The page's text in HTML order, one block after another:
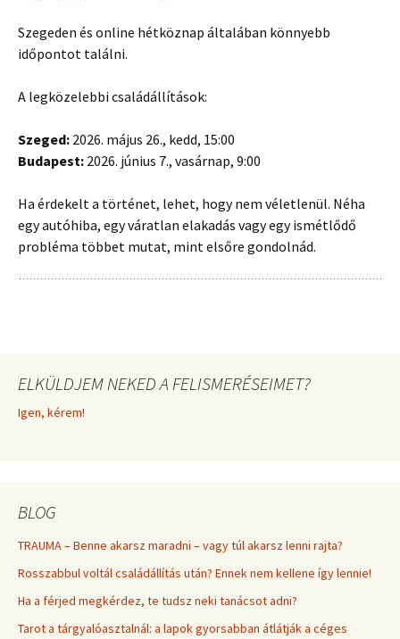
Szegeden és online hétköznap általában könnyebb
időpontot találni.
A legközelebbi családállítások:
Szeged: 2026. május 26., kedd, 15:00
Budapest: 2026. június 7., vasárnap, 9:00
Ha érdekelt a történet, lehet, hogy nem véletlenül. Néha
egy autóhiba, egy váratlan elakadás vagy egy ismétlődő
probléma többet mutat, mint elsőre gondolnád.
ELKÜLDJEM NEKED A FELISMERÉSEIMET?
Igen, kérem!
BLOG
TRAUMA – Benne akarsz maradni – vagy túl akarsz lenni rajta?
Rosszabbul voltál családállítás után? Ennek nem kellene így lennie!
Ha a férjed megkérdez, te tudsz neki tanácsot adni?
Tarot a tárgyalóasztalnál: a lapok gyorsabban átlátják a céges